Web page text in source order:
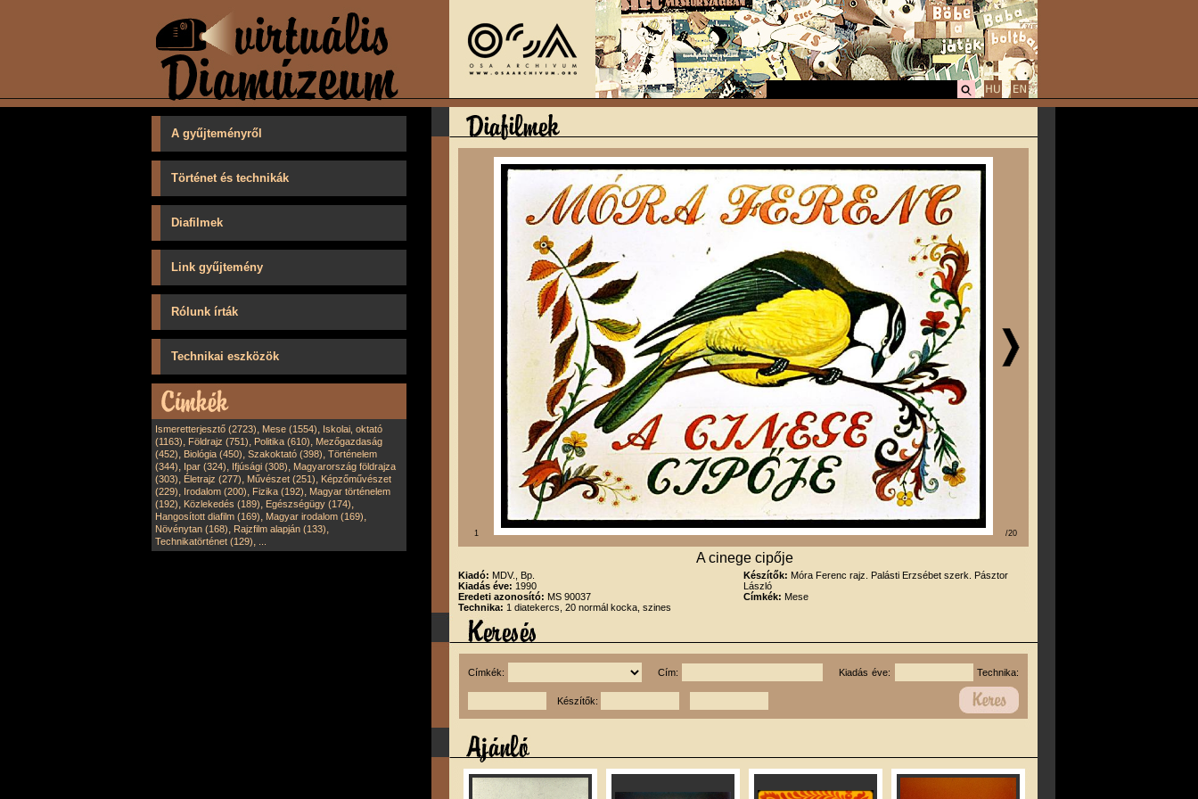
A gyűjteményről
Történet és technikák
Diafilmek
Link gyűjtemény
Rólunk írták
Technikai eszközök
Ismeretterjesztő (2723), Mese (1554), Iskolai, oktató
(1163), Földrajz (751), Politika (610), Mezőgazdaság
(452), Biológia (450), Szakoktató (398), Történelem
(344), Ipar (324), Ifjúsági (308), Magyarország földrajza
(303), Életrajz (277), Művészet (251), Képzőművészet
(229), Irodalom (200), Fizika (192), Magyar történelem
(192), Közlekedés (189), Egészségügy (174),
Hangosított diafilm (169), Magyar irodalom (169),
Növénytan (168), Rajzfilm alapján (133),
Technikatörténet (129),
1 /20
A cinege cipője
Kiadó: MDV., Bp.
Kiadás éve: 1990
Eredeti azonosító: MS 90037
Technika: 1 diatekercs, 20 normál kocka, szines
Készítők: Móra Ferenc rajz. Palásti Erzsébet szerk. Pásztor
László
Címkék: Mese
Címkék: Cím: Kiadás éve: Technika:
Készítők: